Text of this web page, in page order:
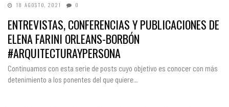
18 AGOSTO, 2021 0
ENTREVISTAS, CONFERENCIAS Y PUBLICACIONES DE
ELENA FARINI ORLEANS-BORBÓN
#ARQUITECTURAYPERSONA
Continuamos con esta serie de posts cuyo objetivo es conocer con más
detenimiento a los ponentes del que quiere…